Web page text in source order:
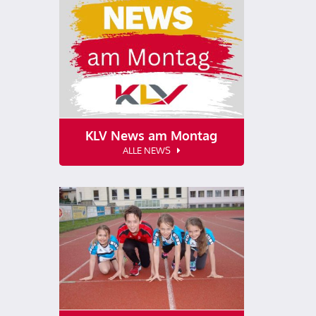
KLV News am Montag
ALLE NEWS